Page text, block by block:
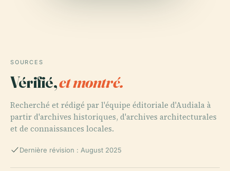
SOURCES
Vérifié,et montré.
Recherché et rédigé par l'équipe éditoriale d'Audiala à
partir d'archives historiques, d'archives architecturales
et de connaissances locales.
Dernière révision : August 2025